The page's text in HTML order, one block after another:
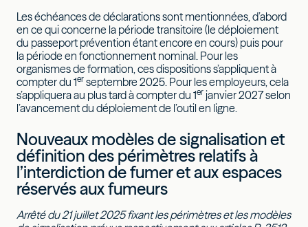
Les échéances de déclarations sont mentionnées, d’abord
en ce qui concerne la période transitoire (le déploiement
du passeport prévention étant encore en cours) puis pour
la période en fonctionnement nominal. Pour les
organismes de formation, ces dispositions s’appliquent à
compter du 1er septembre 2025. Pour les employeurs, cela
s’appliquera au plus tard à compter du 1er janvier 2027 selon
l’avancement du déploiement de l’outil en ligne.
Nouveaux modèles de signalisation et
définition des périmètres relatifs à
l’interdiction de fumer et aux espaces
réservés aux fumeurs
Arrêté du 21 juillet 2025 fixant les périmètres et les modèles